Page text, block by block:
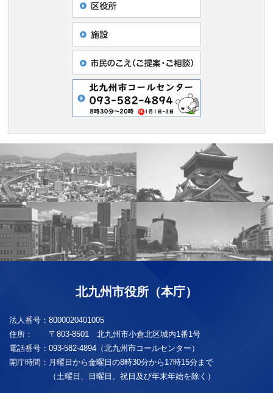
北九州市役所（本庁）
法人番号： 8000020401005
住所：
〒803-8501 北九州市小倉北区城内1番1号
電話番号： 093-582-4894（北九州市コールセンター）
開庁時間： 月曜日から金曜日の8時30分から17時15分まで
（土曜日、日曜日、祝日及び年末年始を除く）